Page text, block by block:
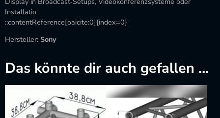
Installatio
::contentReference[oaicite:0]{index=0}
Hersteller: Sony
Das könnte dir auch gefallen …